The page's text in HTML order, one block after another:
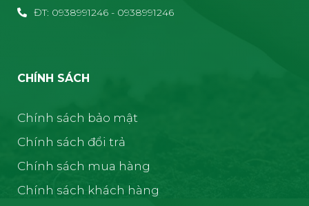
ĐT: 0938991246 - 0938991246
CHÍNH SÁCH
Chính sách bảo mật
Chính sách đổi trả
Chính sách mua hàng
Chính sách khách hàng